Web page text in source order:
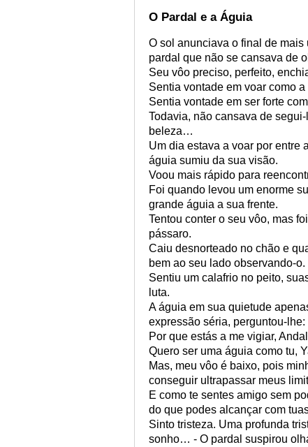
O Pardal e a Águia
O sol anunciava o final de mais
pardal que não se cansava de
Seu vôo preciso, perfeito,
Sentia vontade em voar como
Sentia vontade em ser forte
Todavia, não cansava de
beleza…
Um dia estava a voar por entre
águia sumiu da sua visão.
Voou mais rápido para
Foi quando levou um enorme
grande águia a sua frente.
Tentou conter o seu vôo, mas
pássaro.
Caiu desnorteado no chão e
bem ao seu lado observando-o.
Sentiu um calafrio no peito,
luta.
A águia em sua quietude
expressão séria, perguntou-lhe:
Por que estás a me vigiar,
Quero ser uma águia como tu,
Mas, meu vôo é baixo, pois
conseguir ultrapassar meus
E como te sentes amigo sem
do que podes alcançar com
Sinto tristeza. Uma profunda
sonho… - O pardal suspirou